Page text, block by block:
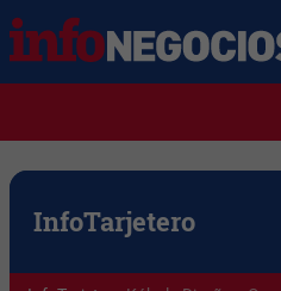
InfoTarjetero